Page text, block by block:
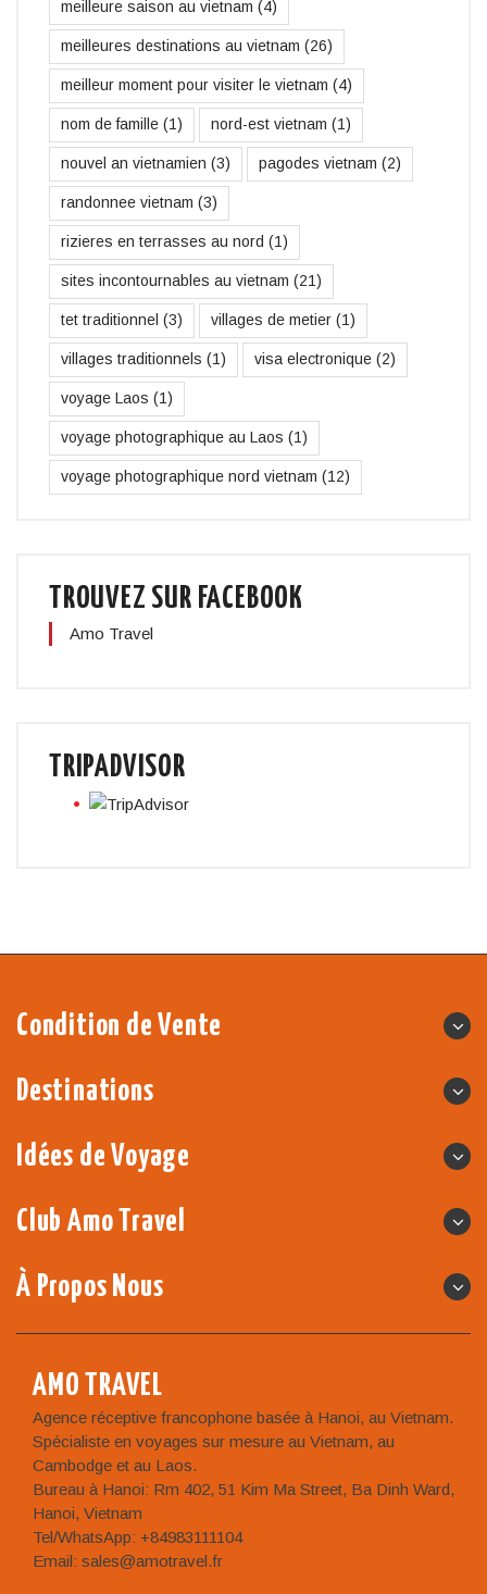
meilleure saison au vietnam (4)
meilleures destinations au vietnam (26)
meilleur moment pour visiter le vietnam (4)
nom de famille (1) nord-est vietnam (1)
nouvel an vietnamien (3) pagodes vietnam (2)
randonnee vietnam (3)
rizieres en terrasses au nord (1)
sites incontournables au vietnam (21)
tet traditionnel (3) villages de metier (1)
villages traditionnels (1) visa electronique (2)
voyage Laos (1)
voyage photographique au Laos (1)
voyage photographique nord vietnam (12)
TROUVEZ SUR FACEBOOK
Amo Travel
TRIPADVISOR
Condition de Vente
Destinations
Idées de Voyage
Club Amo Travel
À Propos Nous
AMO TRAVEL
Agence réceptive francophone basée à Hanoi, au Vietnam.
Spécialiste en voyages sur mesure au Vietnam, au
Cambodge et au Laos.
Bureau à Hanoi: Rm 402, 51 Kim Ma Street, Ba Dinh Ward,
Hanoi, Vietnam
Tel/WhatsApp: +84983111104
Email: sales@amotravel.fr